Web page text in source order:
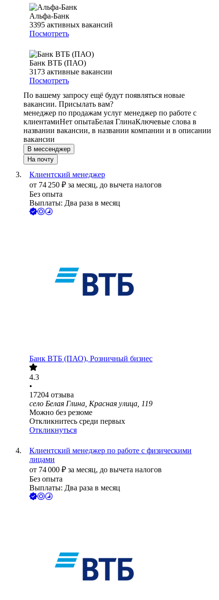
Альфа-Банк
3395 активных вакансий
Посмотреть
Банк ВТБ (ПАО)
3173 активные вакансии
Посмотреть
По вашему запросу ещё будут появляться новые
вакансии. Присылать вам?
менеджер по продажам услуг менеджер по работе с
клиентамиНет опытаБелая ГлинаКлючевые слова в
названии вакансии, в названии компании и в описании
вакансии
В мессенджер
На почту
Клиентский менеджер
от 74 250 ₽ за месяц, до вычета налогов
Без опыта
Выплаты: Два раза в месяц
Банк ВТБ (ПАО), Розничный бизнес
4.3
•
17204 отзыва
село Белая Глина, Красная улица, 119
Можно без резюме
Откликнитесь среди первых
Откликнуться
Клиентский менеджер по работе с физическими
лицами
от 74 000 ₽ за месяц, до вычета налогов
Без опыта
Выплаты: Два раза в месяц